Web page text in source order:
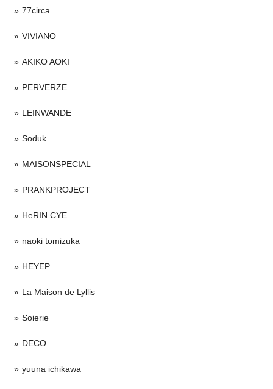
77circa
VIVIANO
AKIKO AOKI
PERVERZE
LEINWANDE
Soduk
MAISONSPECIAL
PRANKPROJECT
HeRIN.CYE
naoki tomizuka
HEYEP
La Maison de Lyllis
Soierie
DECO
yuuna ichikawa